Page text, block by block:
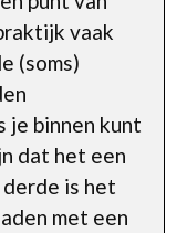
vaak
(soms)
je binnen kunt
dat het een
is het
met een